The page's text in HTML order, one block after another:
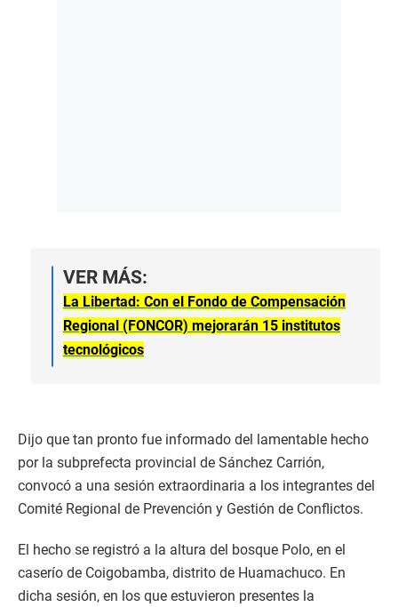
VER MÁS:
La Libertad: Con el Fondo de Compensación
Regional (FONCOR) mejorarán 15 institutos
tecnológicos
Dijo que tan pronto fue informado del lamentable hecho
por la subprefecta provincial de Sánchez Carrión,
convocó a una sesión extraordinaria a los integrantes del
Comité Regional de Prevención y Gestión de Conflictos.
El hecho se registró a la altura del bosque Polo, en el
caserío de Coigobamba, distrito de Huamachuco. En
dicha sesión, en los que estuvieron presentes la